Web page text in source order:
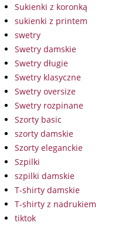
Sukienki z koronką
sukienki z printem
swetry
Swetry damskie
Swetry długie
Swetry klasyczne
Swetry oversize
Swetry rozpinane
Szorty basic
szorty damskie
Szorty eleganckie
Szpilki
szpilki damskie
T-shirty damskie
T-shirty z nadrukiem
tiktok